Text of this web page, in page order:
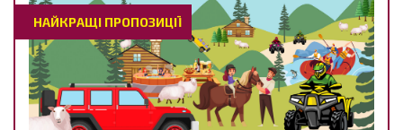
НАЙКРАЩІ ПРОПОЗИЦІЇ